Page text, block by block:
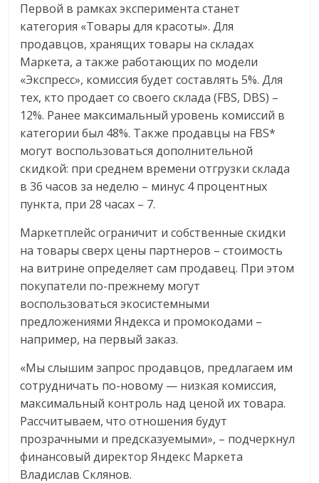
людей
обсудить
эти
изменения
читателем.
Первой в рамках эксперимента станет
категория «Товары для красоты». Для
продавцов, хранящих товары на складах
Маркета, а также работающих по модели
«Экспресс», комиссия будет составлять 5%. Для
тех, кто продает со своего склада (FBS, DBS) –
12%. Ранее максимальный уровень комиссий в
категории был 48%. Также продавцы на FBS*
могут воспользоваться дополнительной
скидкой: при среднем времени отгрузки склада
в 36 часов за неделю – минус 4 процентных
пункта, при 28 часах – 7.
Маркетплейс ограничит и собственные скидки
на товары сверх цены партнеров – стоимость
на витрине определяет сам продавец. При этом
покупатели по-прежнему могут
воспользоватьсяэкосистемными
предложениями Яндекса и промокодами –
например, на первый заказ.
«Мы слышим запрос продавцов, предлагаем им
сотрудничать по-новому — низкая комиссия,
максимальный контроль над ценой их товара.
Рассчитываем, что отношения будут
прозрачными и предсказуемыми», – подчеркнул
финансовый директор Яндекс Маркета
Владислав Склянов.